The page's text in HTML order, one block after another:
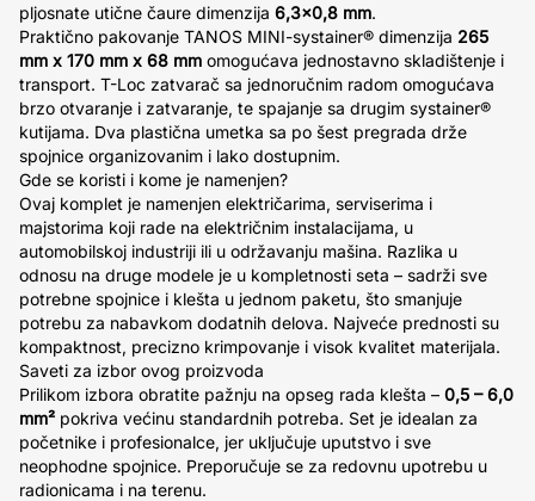
pljosnate utične čaure dimenzija 6,3x0,8 mm.
Praktično pakovanje TANOS MINI-systainer® dimenzija 265
mm x 170 mm x 68 mm omogućava jednostavno skladištenje i
transport. T-Loc zatvarač sa jednoručnim radom omogućava
brzo otvaranje i zatvaranje, te spajanje sa drugim systainer®
kutijama. Dva plastična umetka sa po šest pregrada drže
spojnice organizovanim i lako dostupnim.
Gde se koristi i kome je namenjen?
Ovaj komplet je namenjen električarima, serviserima i
majstorima koji rade na električnim instalacijama, u
automobilskoj industriji ili u održavanju mašina. Razlika u
odnosu na druge modele je u kompletnosti seta – sadrži sve
potrebne spojnice i klešta u jednom paketu, što smanjuje
potrebu za nabavkom dodatnih delova. Najveće prednosti su
kompaktnost, precizno krimpovanje i visok kvalitet materijala.
Saveti za izbor ovog proizvoda
Prilikom izbora obratite pažnju na opseg rada klešta – 0,5 – 6,0
mm² pokriva većinu standardnih potreba. Set je idealan za
početnike i profesionalce, jer uključuje uputstvo i sve
neophodne spojnice. Preporučuje se za redovnu upotrebu u
radionicama i na terenu.